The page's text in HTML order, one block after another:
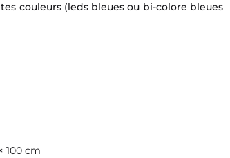
couleurs (leds bleues ou bi-colore bleues
100 cm